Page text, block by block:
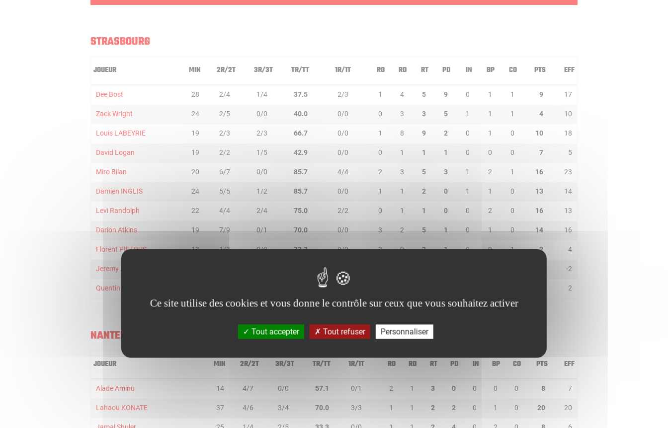
STRASBOURG
JOUEUR MIN 2R/2T 3R/3T TR/TT 1R/1T RO RD RT PD IN BP CO PTS EFF
Dee Bost 28 2/4 1/4 37.5 2/3 1 4 5 9 0 1 1 9 17
Zack Wright 24 2/5 0/0 40.0 0/0 0 3 3 5 1 1 1 4 10
Louis LABEYRIE 19 2/3 2/3 66.7 0/0 1 8 9 2 0 1 0 10 18
David Logan 19 2/2 1/5 42.9 0/0 0 1 1 1 0 0 0 7 5
Miro Bilan 20 6/7 0/0 85.7 4/4 2 3 5 3 1 2 1 16 23
Damien INGLIS 24 5/5 1/2 85.7 0/0 1 1 2 0 1 1 0 13 14
Levi Randolph 22 4/4 2/4 75.0 2/2 0 1 1 0 0 2 0 16 13
Darion Atkins 19 7/9 0/1 70.0 0/0 3 2 5 1 0 1 0 14 16
Florent PIETRUS 13 1/3 0/0 33.3 0/0 2 0 2 1 0 0 1 2 4
Jeremy LELOUP -2
Quentin Goulmy 2
NANTERRE
JOUEUR MIN 2R/2T 3R/3T TR/TT 1R/1T RO RD RT PD IN BP CO PTS EFF
Alade Aminu 14 4/7 0/0 57.1 0/1 2 1 3 0 0 0 0 8 7
Lahaou KONATE 37 4/6 3/4 70.0 3/3 1 1 2 2 0 1 0 20 20
Ce site utilise des cookies et vous donne le contrôle sur ceux que vous souhaitez activer
Tout accepter Tout refuser Personnaliser